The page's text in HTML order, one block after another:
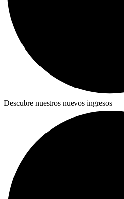
Descubre nuestros nuevos ingresos